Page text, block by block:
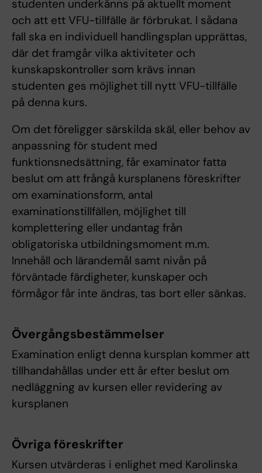
studenten underkänns på aktuellt moment
och att ett VFU-tillfälle är förbrukat. I sådana
fall ska en individuell handlingsplan upprättas,
där det framgår vilka aktiviteter och
kunskapskontroller som krävs innan
studenten ges möjlighet till nytt VFU-tillfälle
på denna kurs.
Om det föreligger särskilda skäl, eller behov av
anpassning för student med
funktionsnedsättning, får examinator fatta
beslut om att frångå kursplanens föreskrifter
om examinationsform, antal
examinationstillfällen, möjlighet till
komplettering eller undantag från
obligatoriska utbildningsmoment m.m.
Innehåll och lärandemål samt nivån på
förväntade färdigheter, kunskaper och
förmågor får inte ändras, tas bort eller sänkas.
Övergångsbestämmelser
Examination enligt denna kursplan kommer att
tillhandahållas under ett år efter beslut om
nedläggning av kursen eller revidering av
kursplanen
Övriga föreskrifter
Kursen utvärderas i enlighet med Karolinska